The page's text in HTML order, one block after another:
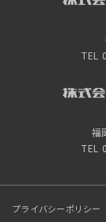
TEL
福
TEL
プライバシーポリシー